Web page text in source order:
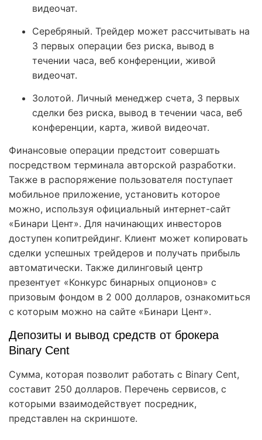
видеочат.
Серебряный. Трейдер может рассчитывать на
3 первых операции без риска, вывод в
течении часа, веб конференции, живой
видеочат.
Золотой. Личный менеджер счета, 3 первых
сделки без риска, вывод в течении часа, веб
конференции, карта, живой видеочат.
Финансовые операции предстоит совершать
посредством терминала авторской разработки.
Также в распоряжение пользователя поступает
мобильное приложение, установить которое
можно, используя официальный интернет-сайт
«Бинари Цент». Для начинающих инвесторов
доступен копитрейдинг. Клиент может копировать
сделки успешных трейдеров и получать прибыль
автоматически. Также дилинговый центр
презентует «Конкурс бинарных опционов» с
призовым фондом в 2 000 долларов, ознакомиться
с которым можно на сайте «Бинари Цент».
Депозиты и вывод средств от брокера
Binary Cent
Сумма, которая позволит работать с Binary Cent,
составит 250 долларов. Перечень сервисов, с
которыми взаимодействует посредник,
представлен на скриншоте.